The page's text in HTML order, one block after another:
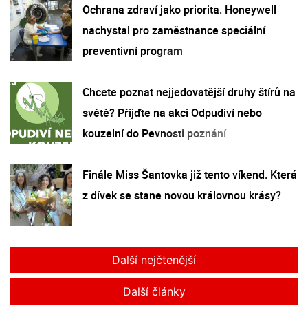
Ochrana zdraví jako priorita. Honeywell
nachystal pro zaměstnance speciální
preventivní program
Chcete poznat nejjedovatější druhy štírů na
světě? Přijďte na akci Odpudiví nebo
kouzelní do Pevnosti poznání
Finále Miss Šantovka již tento víkend. Která
z dívek se stane novou královnou krásy?
Další nejčtenější
Další články